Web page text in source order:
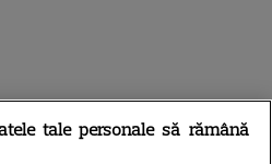
tale personale să rămână